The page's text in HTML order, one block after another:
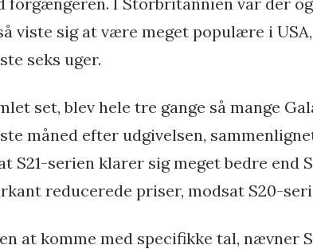
viste sig at være meget populære i USA,
seks uger.
set, blev hele tre gange så mange
måned efter udgivelsen,
S21-serien klarer sig meget bedre end
reducerede priser, modsat S20-
at komme med specifikke tal, nævner